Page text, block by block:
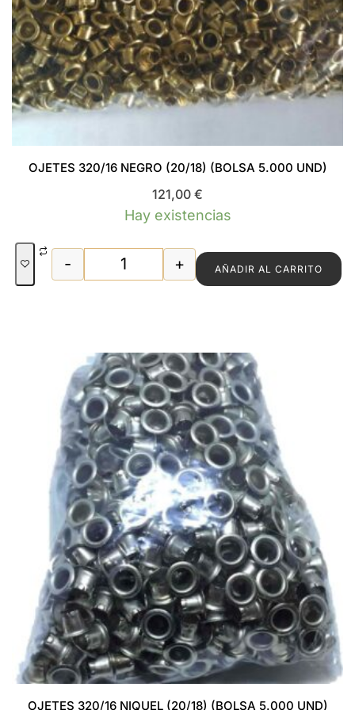
OJETES 320/16 NEGRO (20/18) (BOLSA 5.000 UND)
121,00 €
Hay existencias
OJETES 320/16 NEGRO (20/18)
- + AÑADIR AL CARRITO
OJETES 320/16 NIQUEL (20/18) (BOLSA 5.000 UND)